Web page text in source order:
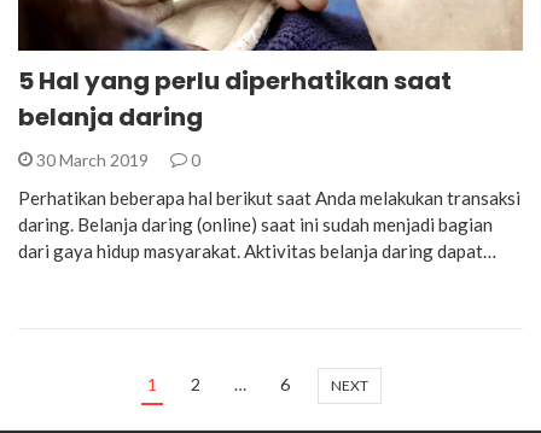
5 Hal yang perlu diperhatikan saat
belanja daring
30 March 2019 0
Perhatikan beberapa hal berikut saat Anda melakukan transaksi
daring. Belanja daring (online) saat ini sudah menjadi bagian
dari gaya hidup masyarakat. Aktivitas belanja daring dapat…
1 2 … 6 NEXT